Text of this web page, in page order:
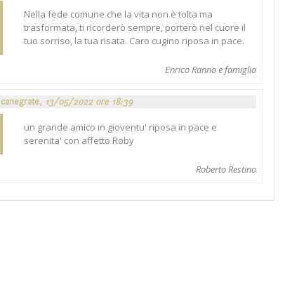
Nella fede comune che la vita non è tolta ma
trasformata, ti ricorderò sempre, porterò nel cuore il
tuo sorriso, la tua risata. Caro cugino riposa in pace.
Enrico Ranno e famiglia
canegrate, 13/05/2022 ore 18:39
un grande amico in gioventu' riposa in pace e
serenita' con affetto Roby
Roberto Restino